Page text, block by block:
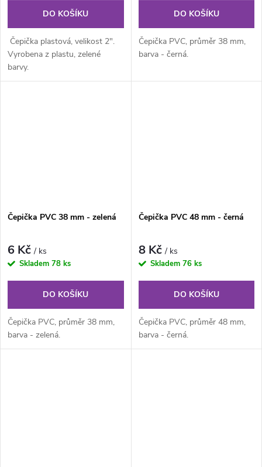
DO KOŠÍKU
Čepička plastová, velikost 2".
Vyrobena z plastu, zelené
barvy.
DO KOŠÍKU
Čepička PVC, průměr 38 mm,
barva - černá.
Čepička PVC 38 mm - zelená
6 Kč/ ks
Skladem 78 ks
DO KOŠÍKU
Čepička PVC, průměr 38 mm,
barva - zelená.
Čepička PVC 48 mm - černá
8 Kč/ ks
Skladem 76 ks
DO KOŠÍKU
Čepička PVC, průměr 48 mm,
barva - černá.